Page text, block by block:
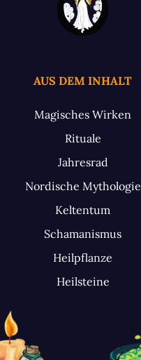
AUS DEM INHALT
Magisches Wirken
Rituale
Jahresrad
Nordische Mythologie
Keltentum
Schamanismus
Heilpflanze
Heilsteine